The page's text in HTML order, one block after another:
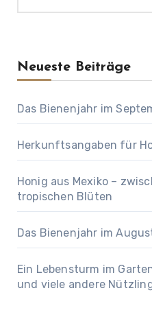
Neueste Beiträge
Das Bienenjahr im
Herkunftsangaben für
Honig aus Mexiko –
tropischen Blüten
Das Bienenjahr im
Ein Lebensturm im
und viele andere